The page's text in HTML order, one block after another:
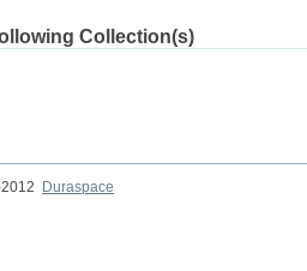
Collection(s)
Duraspace